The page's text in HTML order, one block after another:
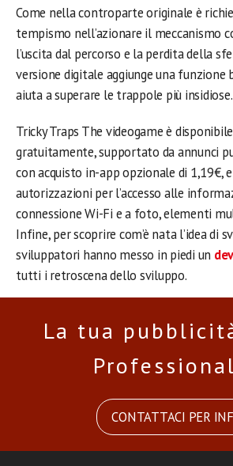
Come nella controparte originale è
tempismo nell’azionare il meccanismo
l’uscita dal percorso e la perdita della
versione digitale aggiunge una
aiuta a superare le trappole più insidiose.
Tricky Traps The videogame è
gratuitamente, supportato da annunci
con acquisto in-app opzionale di 1,19€,
autorizzazioni per l’accesso alle
connessione Wi-Fi e a foto, elementi
Infine, per scoprire com’è nata l’idea di
sviluppatori hanno messo in piedi un
tutti i retroscena dello sviluppo.
La tua
CONTATTACI PER